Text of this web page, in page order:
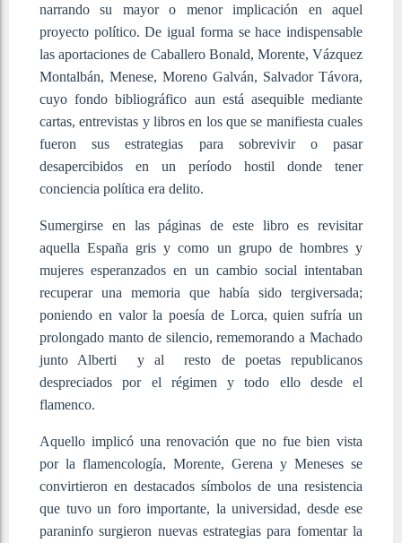
narrando su mayor o menor implicación en aquel
proyecto político. De igual forma se hace indispensable
las aportaciones de Caballero Bonald, Morente, Vázquez
Montalbán, Menese, Moreno Galván, Salvador Távora,
cuyo fondo bibliográfico aun está asequible mediante
cartas, entrevistas y libros en los que se manifiesta cuales
fueron sus estrategias para sobrevivir o pasar
desapercibidos en un período hostil donde tener
conciencia política era delito.
Sumergirse en las páginas de este libro es revisitar
aquella España gris y como un grupo de hombres y
mujeres esperanzados en un cambio social intentaban
recuperar una memoria que había sido tergiversada;
poniendo en valor la poesía de Lorca, quien sufría un
prolongado manto de silencio, rememorando a Machado
junto Alberti y al resto de poetas republicanos
despreciados por el régimen y todo ello desde el
flamenco.
Aquello implicó una renovación que no fue bien vista
por la flamencología, Morente, Gerena y Meneses se
convirtieron en destacados símbolos de una resistencia
que tuvo un foro importante, la universidad, desde ese
paraninfo surgieron nuevas estrategias para fomentar la